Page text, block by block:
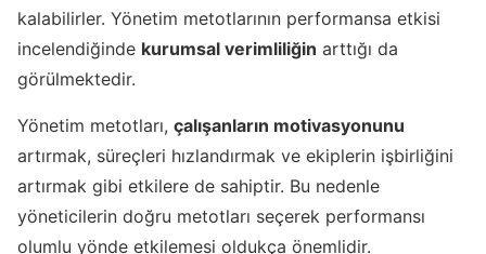
kalabilirler. Yönetim metotlarının performansa etkisi
incelendiğinde kurumsal verimliliğin arttığı da
görülmektedir.
Yönetim metotları, çalışanların motivasyonunu
artırmak, süreçleri hızlandırmak ve ekiplerin işbirliğini
artırmak gibi etkilere de sahiptir. Bu nedenle
yöneticilerin doğru metotları seçerek performansı
olumlu yönde etkilemesi oldukça önemlidir.